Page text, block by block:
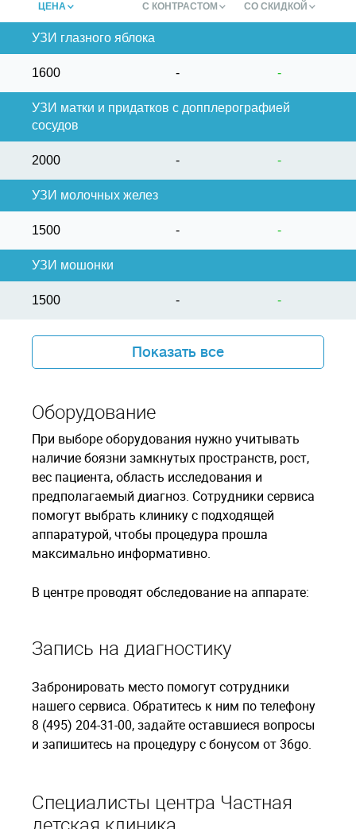
ЦЕНА С КОНТРАСТОМ СО СКИДКОЙ
УЗИ глазного яблока
1600 - -
УЗИ матки и придатков с допплерографией
сосудов
2000 - -
УЗИ молочных желез
1500 - -
УЗИ мошонки
1500 - -
Показать все
Оборудование
При выборе оборудования нужно учитывать
наличие боязни замкнутых пространств, рост,
вес пациента, область исследования и
предполагаемый диагноз. Сотрудники сервиса
помогут выбрать клинику с подходящей
аппаратурой, чтобы процедура прошла
максимально информативно.
В центре проводят обследование на аппарате:
Запись на диагностику
Забронировать место помогут сотрудники
нашего сервиса. Обратитесь к ним по телефону
8 (495) 204-31-00, задайте оставшиеся вопросы
и запишитесь на процедуру с бонусом от 36go.
Специалисты центра Частная